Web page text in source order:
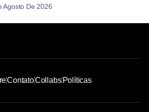
Agosto De 2026
ContatoCollabsPolíticas